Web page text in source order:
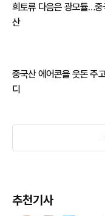
희토류 다음은 광모듈…
산
중국산 에어콘을 웃돈 주
디
추천기사